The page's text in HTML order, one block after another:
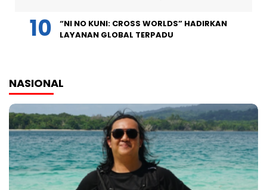
“NI NO KUNI: CROSS WORLDS” HADIRKAN
LAYANAN GLOBAL TERPADU
NASIONAL